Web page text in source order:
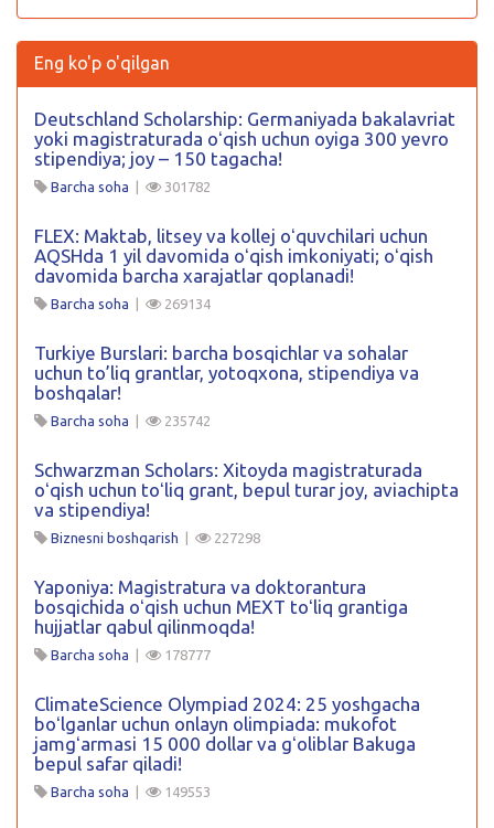
Eng ko'p o'qilgan
Deutschland Scholarship: Germaniyada bakalavriat
yoki magistraturada oʻqish uchun oyiga 300 yevro
stipendiya; joy – 150 tagacha!
Barcha soha | 301782
FLEX: Maktab, litsey va kollej oʻquvchilari uchun
AQSHda 1 yil davomida oʻqish imkoniyati; oʻqish
davomida barcha xarajatlar qoplanadi!
Barcha soha | 269134
Turkiye Burslari: barcha bosqichlar va sohalar
uchun to’liq grantlar, yotoqxona, stipendiya va
boshqalar!
Barcha soha | 235742
Schwarzman Scholars: Xitoyda magistraturada
oʻqish uchun toʻliq grant, bepul turar joy, aviachipta
va stipendiya!
Biznesni boshqarish | 227298
Yaponiya: Magistratura va doktorantura
bosqichida oʻqish uchun MEXT toʻliq grantiga
hujjatlar qabul qilinmoqda!
Barcha soha | 178777
ClimateScience Olympiad 2024: 25 yoshgacha
boʻlganlar uchun onlayn olimpiada: mukofot
jamgʻarmasi 15 000 dollar va gʻoliblar Bakuga
bepul safar qiladi!
Barcha soha | 149553